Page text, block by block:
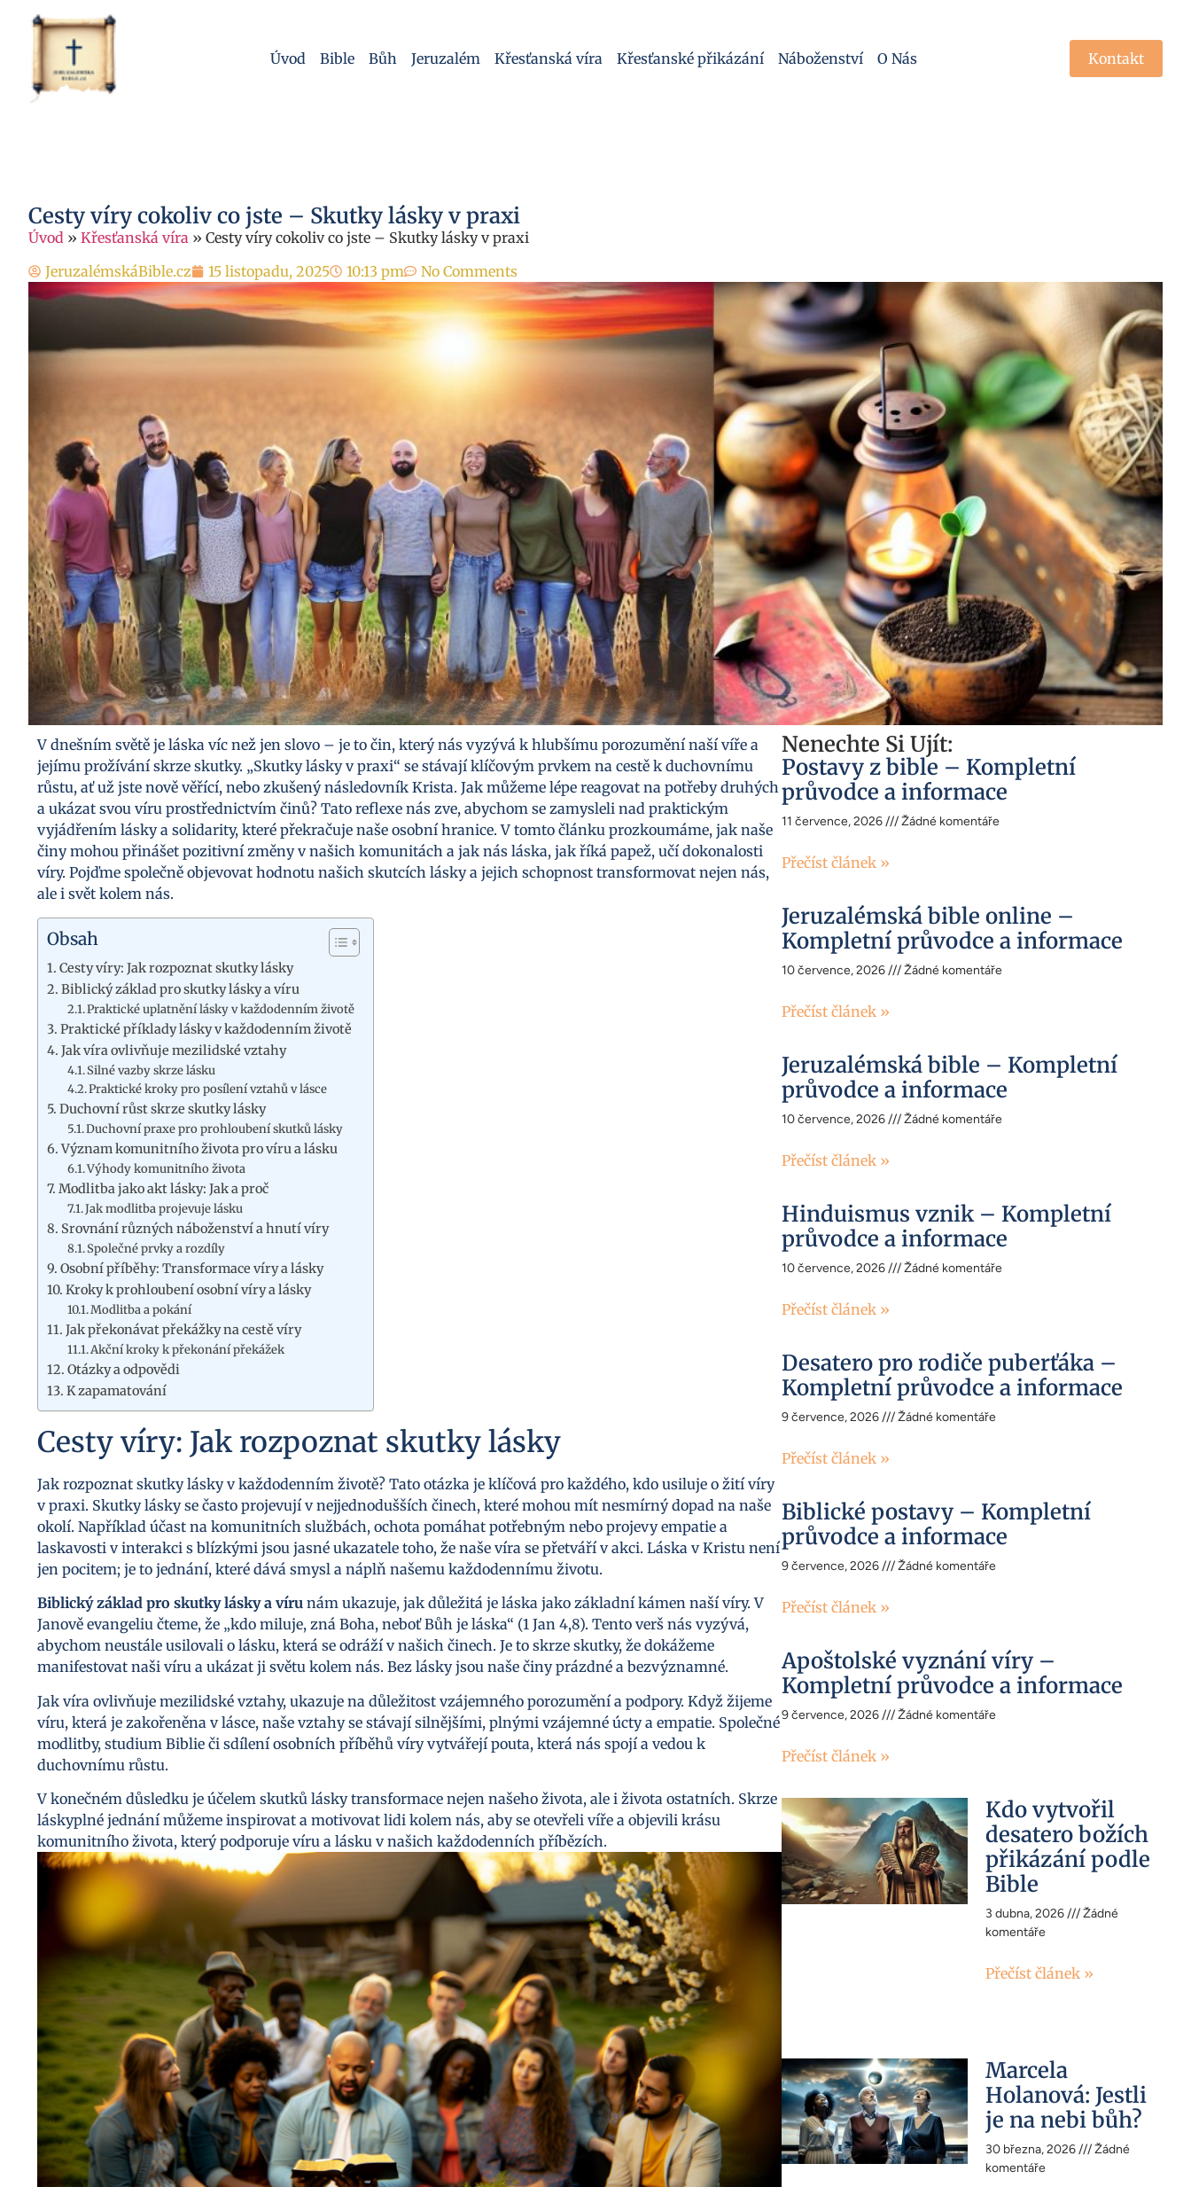
Úvod Bible Bůh Jeruzalém Křesťanská víra Křesťanské přikázání Náboženství O Nás Kontakt
Cesty víry cokoliv co jste – Skutky lásky v praxi
Úvod » Křesťanská víra » Cesty víry cokoliv co jste – Skutky lásky v praxi
JeruzalémskáBible.cz
15 listopadu, 2025 10:13 pm No Comments
V dnešním světě je láska víc než jen slovo – je to čin, který nás vyzývá k hlubšímu porozumění naší víře a
jejímu prožívání skrze skutky. „Skutky lásky v praxi“ se stávají klíčovým prvkem na cestě k duchovnímu
růstu, ať už jste nově věřící, nebo zkušený následovník Krista. Jak můžeme lépe reagovat na potřeby druhých
a ukázat svou víru prostřednictvím činů? Tato reflexe nás zve, abychom se zamysleli nad praktickým
vyjádřením lásky a solidarity, které překračuje naše osobní hranice. V tomto článku prozkoumáme, jak naše
činy mohou přinášet pozitivní změny v našich komunitách a jak nás láska, jak říká papež, učí dokonalosti
víry. Pojďme společně objevovat hodnotu našich skutcích lásky a jejich schopnost transformovat nejen nás,
ale i svět kolem nás.
Obsah
Cesty víry: Jak rozpoznat skutky lásky
Biblický základ pro skutky lásky a víru
Praktické uplatnění lásky v každodenním životě
Praktické příklady lásky v každodenním životě
Jak víra ovlivňuje mezilidské vztahy
Silné vazby skrze lásku
Praktické kroky pro posílení vztahů v lásce
Duchovní růst skrze skutky lásky
Duchovní praxe pro prohloubení skutků lásky
Význam komunitního života pro víru a lásku
Výhody komunitního života
Modlitba jako akt lásky: Jak a proč
Jak modlitba projevuje lásku
Srovnání různých náboženství a hnutí víry
Společné prvky a rozdíly
Osobní příběhy: Transformace víry a lásky
Kroky k prohloubení osobní víry a lásky
Modlitba a pokání
Jak překonávat překážky na cestě víry
Akční kroky k překonání překážek
Otázky a odpovědi
K zapamatování
Cesty víry: Jak rozpoznat skutky lásky
Jak rozpoznat skutky lásky v každodenním životě? Tato otázka je klíčová pro každého, kdo usiluje o žití víry
v praxi. Skutky lásky se často projevují v nejjednodušších činech, které mohou mít nesmírný dopad na naše
okolí. Například účast na komunitních službách, ochota pomáhat potřebným nebo projevy empatie a
laskavosti v interakci s blízkými jsou jasné ukazatele toho, že naše víra se přetváří v akci. Láska v Kristu není
jen pocitem; je to jednání, které dává smysl a náplň našemu každodennímu životu.
Biblický základ pro skutky lásky a víru nám ukazuje, jak důležitá je láska jako základní kámen naší víry. V
Janově evangeliu čteme, že „kdo miluje, zná Boha, neboť Bůh je láska“ (1 Jan 4,8). Tento verš nás vyzývá,
abychom neustále usilovali o lásku, která se odráží v našich činech. Je to skrze skutky, že dokážeme
manifestovat naši víru a ukázat ji světu kolem nás. Bez lásky jsou naše činy prázdné a bezvýznamné.
Jak víra ovlivňuje mezilidské vztahy, ukazuje na důležitost vzájemného porozumění a podpory. Když žijeme
víru, která je zakořeněna v lásce, naše vztahy se stávají silnějšími, plnými vzájemné úcty a empatie. Společné
modlitby, studium Biblie či sdílení osobních příběhů víry vytvářejí pouta, která nás spojí a vedou k
duchovnímu růstu.
V konečném důsledku je účelem skutků lásky transformace nejen našeho života, ale i života ostatních. Skrze
láskyplné jednání můžeme inspirovat a motivovat lidi kolem nás, aby se otevřeli víře a objevili krásu
komunitního života, který podporuje víru a lásku v našich každodenních příbězích.
Nenechte Si Ujít:
Postavy z bible – Kompletní
průvodce a informace
11 července, 2026 Žádné komentáře
Přečíst článek »
Jeruzalémská bible online –
Kompletní průvodce a informace
10 července, 2026 Žádné komentáře
Přečíst článek »
Jeruzalémská bible – Kompletní
průvodce a informace
10 července, 2026 Žádné komentáře
Přečíst článek »
Hinduismus vznik – Kompletní
průvodce a informace
10 července, 2026 Žádné komentáře
Přečíst článek »
Desatero pro rodiče puberťáka –
Kompletní průvodce a informace
9 července, 2026 Žádné komentáře
Přečíst článek »
Biblické postavy – Kompletní
průvodce a informace
9 července, 2026 Žádné komentáře
Přečíst článek »
Apoštolské vyznání víry –
Kompletní průvodce a informace
9 července, 2026 Žádné komentáře
Přečíst článek »
Kdo vytvořil
desatero božích
přikázání podle
Bible
3 dubna, 2026
Žádné
komentáře
Přečíst článek »
Marcela
Holanová: Jestli
je na nebi bůh?
30 března, 2026
Žádné
komentáře